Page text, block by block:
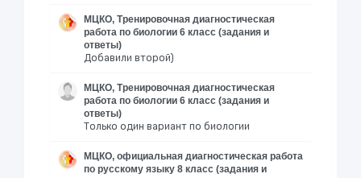
МЦКО, Тренировочная диагностическая
работа по биологии 6 класс (задания и
ответы)
Добавили второй)
МЦКО, Тренировочная диагностическая
работа по биологии 6 класс (задания и
ответы)
Только один вариант по биологии
МЦКО, официальная диагностическая работа
по русскому языку 8 класс (задания и